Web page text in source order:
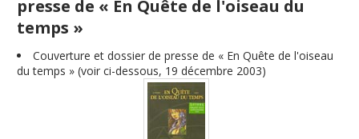
presse de « En Quête de l'oiseau du
temps »
Couverture et dossier de presse de « En Quête de l'oiseau
du temps » (voir ci-dessous, 19 décembre 2003)